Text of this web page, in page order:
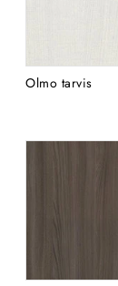
Olmo tarvis